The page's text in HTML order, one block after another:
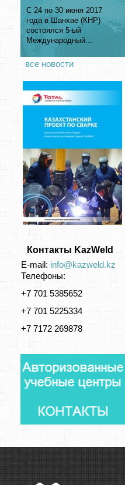
С 24 по 30 июня 2017
года в Шанхае (КНР)
состоялся 5-ый
Международный...
все новости
Контакты KazWeld
E-mail: info@kazweld.kz
Телефоны:
+7 701 5385652
+7 701 5225334
+7 7172 269878